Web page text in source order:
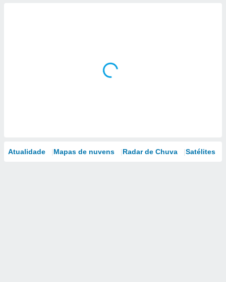
Atualidade Mapas de nuvens Radar de Chuva Satélites